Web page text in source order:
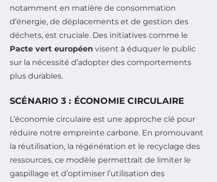
notamment en matière de consommation
d’énergie, de déplacements et de gestion des
déchets, est cruciale. Des initiatives comme le
Pacte vert européen visent à éduquer le public
sur la nécessité d’adopter des comportements
plus durables.
SCÉNARIO 3 : ÉCONOMIE CIRCULAIRE
L’économie circulaire est une approche clé pour
réduire notre empreinte carbone. En promouvant
la réutilisation, la régénération et le recyclage des
ressources, ce modèle permettrait de limiter le
gaspillage et d’optimiser l’utilisation des